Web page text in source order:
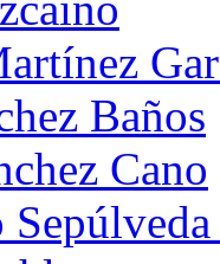
Baños
Cano